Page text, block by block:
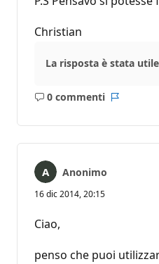
Christian
La risposta è stata
0 commenti
Nessun
Anonimo
16 dic 2014, 20:15
Ciao,
penso che puoi